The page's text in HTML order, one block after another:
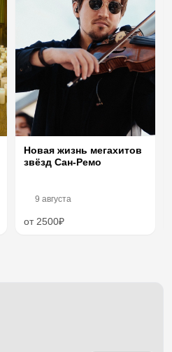
Новая жизнь мегахитов
звёзд Сан-Ремо
9 августа
от 2500₽